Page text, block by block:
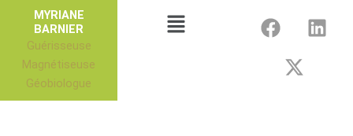
contenu
MYRIANE
BARNIER
Guérisseuse
Magnétiseuse
Géobiologue
Menu
F
a
L
i
t
w